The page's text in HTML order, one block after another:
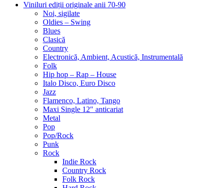
Viniluri ediții originale anii 70-90
Noi, sigilate
Oldies – Swing
Blues
Clasică
Country
Electronică, Ambient, Acustică, Instrumentală
Folk
Hip hop – Rap – House
Italo Disco, Euro Disco
Jazz
Flamenco, Latino, Tango
Maxi Single 12″ anticariat
Metal
Pop
Pop/Rock
Punk
Rock
Indie Rock
Country Rock
Folk Rock